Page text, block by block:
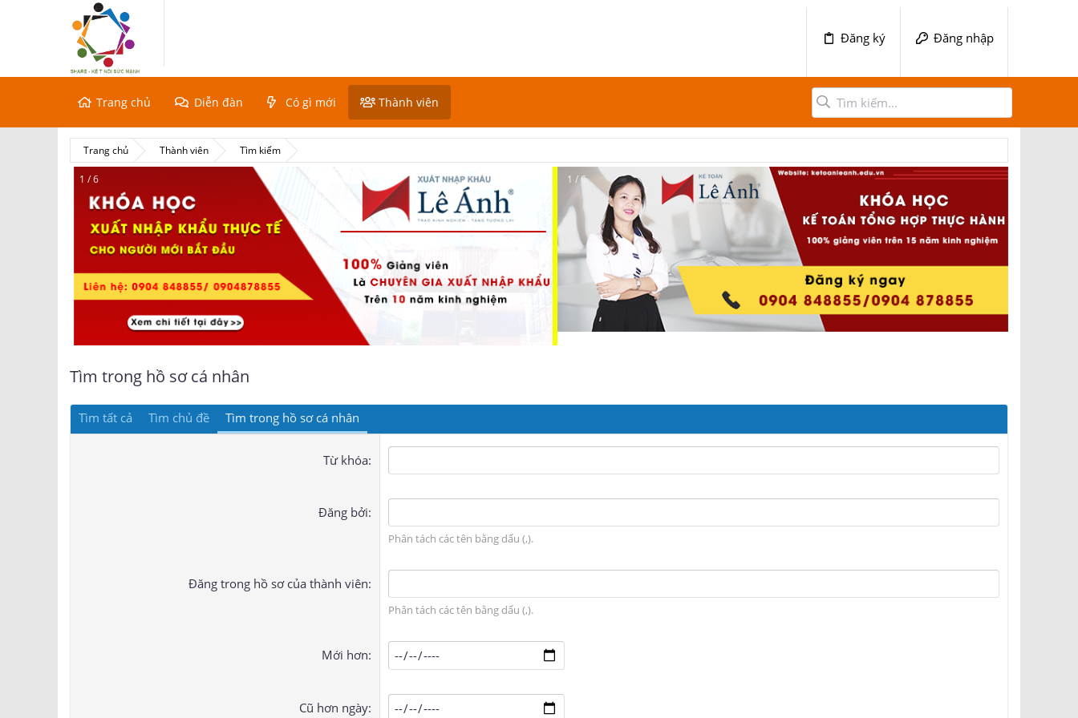
Đăng ký Đăng nhập
Trang chủ Diễn đàn Có gì mới Thành viên
Trang chủ Thành viên Tìm kiếm
2 / 6 2 / 6
Tìm trong hồ sơ cá nhân
Tìm tất cả Tìm chủ đề Tìm trong hồ sơ cá nhân
Từ khóa
Đăng bởi
Phân tách các tên bằng dấu (,).
Đăng trong hồ sơ của thành viên
Phân tách các tên bằng dấu (,).
Mới hơn
Cũ hơn ngày